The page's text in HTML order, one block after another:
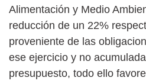
Alimentación y Medio
reducción de un 22%
proveniente de las
ese ejercicio y no
presupuesto, todo ello